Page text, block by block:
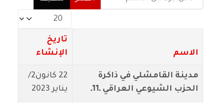
عدد الإظهارات:
الاسم
تاريخ
الإنشاء
مدينة القامشلي في ذاكرة
الحزب الشيوعي العراقي ـ11ـ
22 كانون2/
يناير 2023